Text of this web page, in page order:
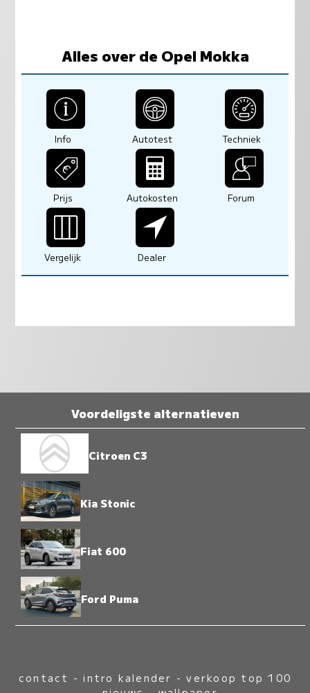
Alles over de Opel Mokka
Info Autotest Techniek
Prijs Autokosten Forum
Vergelijk Dealer
Voordeligste alternatieven
Citroen C3
Kia Stonic
Fiat 600
Ford Puma
contact -intro kalender -verkoop top 100